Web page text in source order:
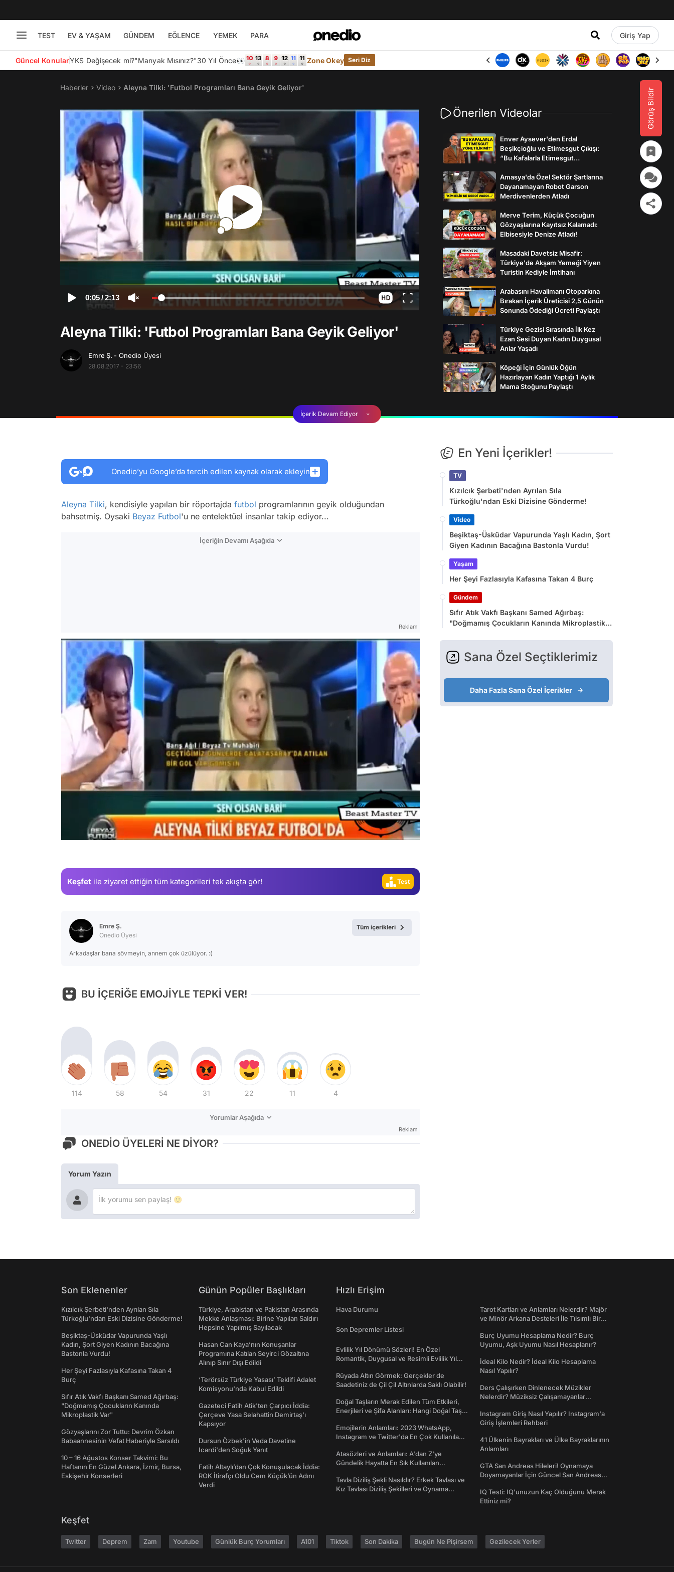
TEST EV & YAŞAM GÜNDEM EĞLENCE YEMEK PARA Giriş Yap
Güncel KonularYKS Değişecek mi?"Manyak Mısınız?"30 Yıl Önce👀 Zone Okey Seri Diz
Görüş Bildir
Haberler Video Aleyna Tilki: 'Futbol Programları Bana Geyik Geliyor'
0:05/2:13
Aleyna Tilki: 'Futbol Programları Bana Geyik Geliyor'
Emre Ş. - Onedio Üyesi
28.08.2017 - 23:56
Önerilen Videolar
Enver Aysever'den Erdal
Beşikçioğlu ve Etimesgut Çıkışı:
“Bu Kafalarla Etimesgut
Amasya'da Özel Sektör Şartlarına
Dayanamayan Robot Garson
Merdivenlerden Atladı
Merve Terim, Küçük Çocuğun
Gözyaşlarına Kayıtsız Kalamadı:
Elbisesiyle Denize Atladı!
Masadaki Davetsiz Misafir:
Türkiye'de Akşam Yemeği Yiyen
Turistin Kediyle İmtihanı
Arabasını Havalimanı Otoparkına
Bırakan İçerik Üreticisi 2,5 Günün
Sonunda Ödediği Ücreti Paylaştı
Türkiye Gezisi Sırasında İlk Kez
Ezan Sesi Duyan Kadın Duygusal
Anlar Yaşadı
Köpeği İçin Günlük Öğün
Hazırlayan Kadın Yaptığı 1 Aylık
Mama Stoğunu Paylaştı
İçerik Devam Ediyor
Onedio’yu Google’da tercih edilen kaynak olarak ekleyin
Aleyna Tilki, kendisiyle yapılan bir röportajda futbol programlarının geyik olduğundan
bahsetmiş. Oysaki Beyaz Futbol'u ne entelektüel insanlar takip ediyor...
İçeriğin Devamı Aşağıda
Reklam
/
Keşfet ile ziyaret ettiğin tüm kategorileri tek akışta gör!
Video
Test
Gündem
Test
Emre Ş.
Onedio Üyesi
Arkadaşlar bana sövmeyin, annem çok üzülüyor. :(
Tüm içerikleri
BU İÇERİĞE EMOJİYLE TEPKİ VER!
114 58 54 31 22 11 4
Yorumlar Aşağıda
Reklam
ONEDİO ÜYELERİ NE DİYOR?
Yorum Yazın
En Yeni İçerikler!
TV
Kızılcık Şerbeti'nden Ayrılan Sıla
Türkoğlu'ndan Eski Dizisine Gönderme!
Video
Beşiktaş-Üsküdar Vapurunda Yaşlı Kadın, Şort
Giyen Kadının Bacağına Bastonla Vurdu!
Yaşam
Her Şeyi Fazlasıyla Kafasına Takan 4 Burç
Gündem
Sıfır Atık Vakfı Başkanı Samed Ağırbaş:
"Doğmamış Çocukların Kanında Mikroplastik
Sana Özel Seçtiklerimiz
Daha Fazla Sana Özel İçerikler
Son Eklenenler
Kızılcık Şerbeti'nden Ayrılan Sıla
Türkoğlu'ndan Eski Dizisine Gönderme!
Beşiktaş-Üsküdar Vapurunda Yaşlı
Kadın, Şort Giyen Kadının Bacağına
Bastonla Vurdu!
Her Şeyi Fazlasıyla Kafasına Takan 4
Burç
Sıfır Atık Vakfı Başkanı Samed Ağırbaş:
"Doğmamış Çocukların Kanında
Mikroplastik Var"
Gözyaşlarını Zor Tuttu: Devrim Özkan
Babaannesinin Vefat Haberiyle Sarsıldı
10 – 16 Ağustos Konser Takvimi: Bu
Haftanın En Güzel Ankara, İzmir, Bursa,
Eskişehir Konserleri
Günün Popüler Başlıkları
Türkiye, Arabistan ve Pakistan Arasında
Mekke Anlaşması: Birine Yapılan Saldırı
Hepsine Yapılmış Sayılacak
Hasan Can Kaya’nın Konuşanlar
Programına Katılan Seyirci Gözaltına
Alınıp Sınır Dışı Edildi
‘Terörsüz Türkiye Yasası’ Teklifi Adalet
Komisyonu'nda Kabul Edildi
Gazeteci Fatih Atik'ten Çarpıcı İddia:
Çerçeve Yasa Selahattin Demirtaş'ı
Kapsıyor
Dursun Özbek'in Veda Davetine
Icardi'den Soğuk Yanıt
Fatih Altaylı’dan Çok Konuşulacak İddia:
ROK İtirafçı Oldu Cem Küçük’ün Adını
Verdi
Hızlı Erişim
Hava Durumu
Son Depremler Listesi
Evlilik Yıl Dönümü Sözleri! En Özel
Romantik, Duygusal ve Resimli Evlilik Yıl
Rüyada Altın Görmek: Gerçekler de
Saadetiniz de Çil Çil Altınlarda Saklı Olabilir!
Doğal Taşların Merak Edilen Tüm Etkileri,
Enerjileri ve Şifa Alanları: Hangi Doğal Taş
Emojilerin Anlamları: 2023 WhatsApp,
Instagram ve Twitter'da En Çok Kullanılan
Atasözleri ve Anlamları: A'dan Z'ye
Gündelik Hayatta En Sık Kullanılan
Tavla Diziliş Şekli Nasıldır? Erkek Tavlası ve
Kız Tavlası Diziliş Şekilleri ve Oynama
Tarot Kartları ve Anlamları Nelerdir? Majör
ve Minör Arkana Desteleri İle Tılsımlı Bir
Burç Uyumu Hesaplama Nedir? Burç
Uyumu, Aşk Uyumu Nasıl Hesaplanır?
İdeal Kilo Nedir? İdeal Kilo Hesaplama
Nasıl Yapılır?
Ders Çalışırken Dinlenecek Müzikler
Nelerdir? Müziksiz Çalışamayanlar
Instagram Giriş Nasıl Yapılır? Instagram'a
Giriş İşlemleri Rehberi
41 Ülkenin Bayrakları ve Ülke Bayraklarının
Anlamları
GTA San Andreas Hileleri! Oynamaya
Doyamayanlar İçin Güncel San Andreas
IQ Testi: IQ'unuzun Kaç Olduğunu Merak
Ettiniz mi?
Keşfet
Twitter Deprem Zam Youtube Günlük Burç Yorumları A101 Tiktok Son Dakika Bugün Ne Pişirsem Gezilecek Yerler